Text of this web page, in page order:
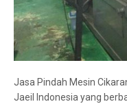
Jasa Pindah Mesin
Jaeil Indonesia yang